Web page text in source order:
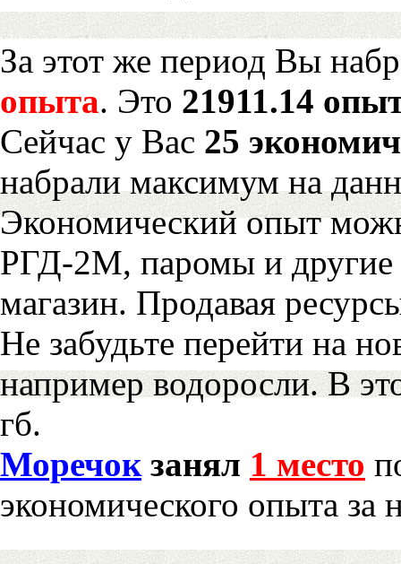
За этот же период Вы
опыта. Это 21911.14
Сейчас у Вас 25
набрали максимум на
Экономический опыт
РГД-2М, паромы и другие
магазин. Продавая
Не забудьте перейти на
например водоросли. В
гб.
Моречокзанял 1 место
экономического опыта за